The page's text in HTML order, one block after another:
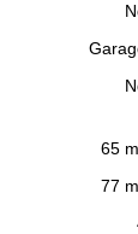
65 m
77 m